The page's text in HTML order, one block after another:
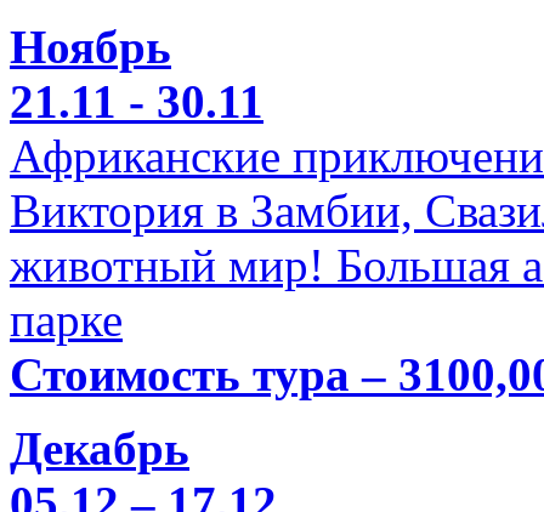
Ноябрь
21.11 - 30.11
Африканские
Виктория в Замбии,
животный мир! Большая
парке
Стоимость тура –
Декабрь